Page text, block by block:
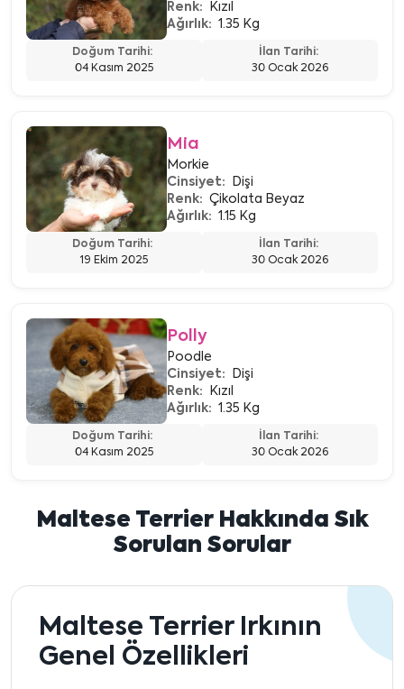
Renk:
Kızıl
Ağırlık: 1.35 Kg
Doğum Tarihi:
04 Kasım 2025
İlan Tarihi:
30 Ocak 2026
Mia
Morkie
Cinsiyet:
Dişi
Renk: Çikolata Beyaz
Ağırlık: 1.15 Kg
Doğum Tarihi:
19 Ekim 2025
İlan Tarihi:
30 Ocak 2026
Polly
Poodle
Cinsiyet:
Dişi
Renk:
Kızıl
Ağırlık: 1.35 Kg
Doğum Tarihi:
04 Kasım 2025
İlan Tarihi:
30 Ocak 2026
Maltese Terrier Hakkında Sık
Sorulan Sorular
Maltese Terrier Irkının
Genel Özellikleri